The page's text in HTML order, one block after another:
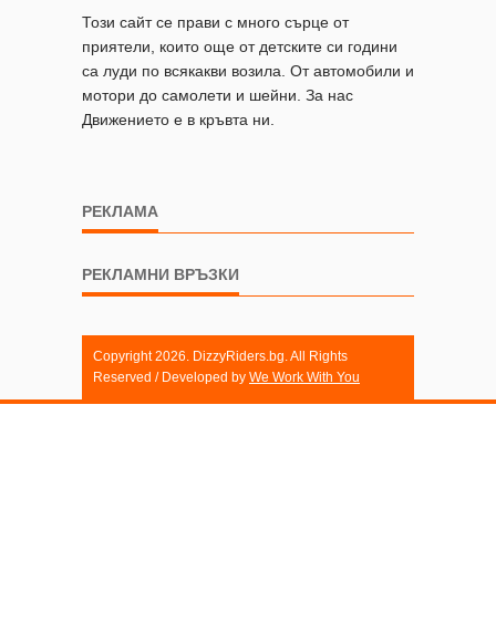
Този сайт се прави с много сърце от
приятели, които още от детските си години
са луди по всякакви возила. От автомобили и
мотори до самолети и шейни. За нас
Движението е в кръвта ни.
РЕКЛАМА
РЕКЛАМНИ ВРЪЗКИ
Copyright 2026. DizzyRiders.bg. All Rights
Reserved / Developed by We Work With You